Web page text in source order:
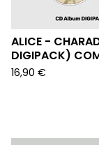
ALICE -
DIGIPACK)
16,90 €